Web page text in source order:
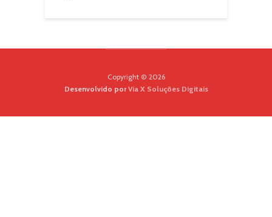
Copyright © 2026
Desenvolvido porVia X Soluções Digitais